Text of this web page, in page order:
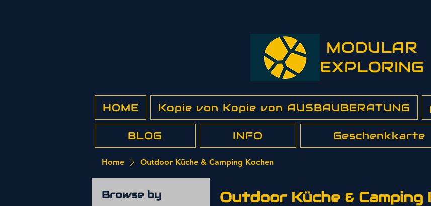
MODULAR
EXPLORING
HOME Kopie von Kopie von AUSBAUBERATUNG
BLOG INFO Geschenkkarte
Home Outdoor Küche & Camping Kochen
Browse by Outdoor Küche & Camping